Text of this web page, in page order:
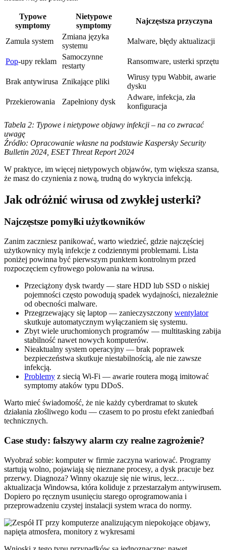
Typowe
symptomy
Nietypowe
symptomy
Najczęstsza przyczyna
Zamula system
Zmiana języka
systemu
Malware, błędy aktualizacji
Pop-upy reklam
Samoczynne
restarty
Ransomware, usterki sprzętu
Brak antywirusa Znikające pliki
Wirusy typu Wabbit, awarie
dysku
Przekierowania
Zapełniony dysk
Adware, infekcja, zła
konfiguracja
Tabela 2: Typowe i nietypowe objawy infekcji – na co zwracać
uwagę
Źródło: Opracowanie własne na podstawie Kaspersky Security
Bulletin 2024, ESET Threat Report 2024
W praktyce, im więcej nietypowych objawów, tym większa szansa,
że masz do czynienia z nową, trudną do wykrycia infekcją.
Jak odróżnić wirusa od zwykłej usterki?
Najczęstsze pomyłki użytkowników
Zanim zaczniesz panikować, warto wiedzieć, gdzie najczęściej
użytkownicy mylą infekcje z codziennymi problemami. Lista
poniżej powinna być pierwszym punktem kontrolnym przed
rozpoczęciem cyfrowego polowania na wirusa.
Przeciążony dysk twardy — stare HDD lub SSD o niskiej
pojemności często powodują spadek wydajności, niezależnie
od obecności malware.
Przegrzewający się laptop — zanieczyszczony wentylator
skutkuje automatycznym wyłączaniem się systemu.
Zbyt wiele uruchomionych programów — multitasking zabija
stabilność nawet nowych komputerów.
Nieaktualny system operacyjny — brak poprawek
bezpieczeństwa skutkuje niestabilnością, ale nie zawsze
infekcją.
Problemy z siecią Wi-Fi — awarie routera mogą imitować
symptomy ataków typu DDoS.
Warto mieć świadomość, że nie każdy cyberdramat to skutek
działania złośliwego kodu — czasem to po prostu efekt zaniedbań
technicznych.
Case study: fałszywy alarm czy realne zagrożenie?
Wyobraź sobie: komputer w firmie zaczyna wariować. Programy
startują wolno, pojawiają się nieznane procesy, a dysk pracuje bez
przerwy. Diagnoza? Winny okazuje się nie wirus, lecz…
aktualizacja Windowsa, która koliduje z przestarzałym antywirusem.
Dopiero po ręcznym usunięciu starego oprogramowania i
przeprowadzeniu czystej instalacji system wraca do normy.